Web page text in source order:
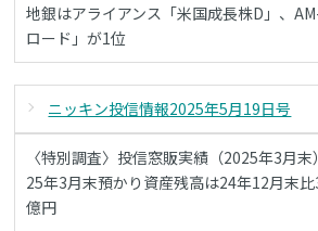
地銀はアライアンス「米国成長株D」、
ロード」が1位
ニッキン投信情報2025年5月19日号
〈特別調査〉投信窓販実績（2025年3月末）
25年3月末預かり資産残高は24年12月末
億円